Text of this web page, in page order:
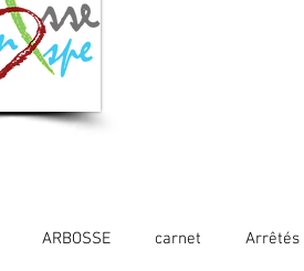
ARBOSSE carnet Arrêtés